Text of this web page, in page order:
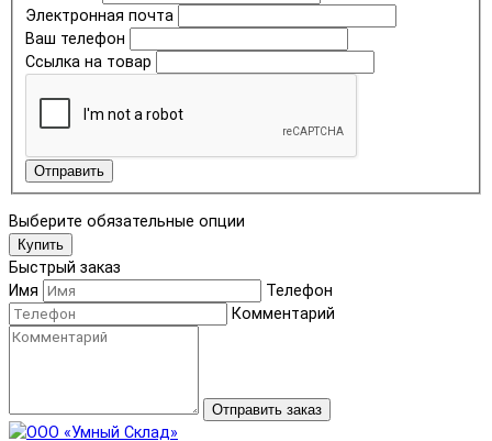
Электронная почта
Ваш телефон
Ссылка на товар
Отправить
Выберите обязательные опции
Купить
Быстрый заказ
Имя
Телефон
Комментарий
Отправить заказ